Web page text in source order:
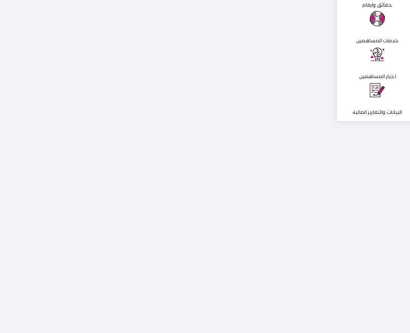
حقائق وارقام
خدمات المساهمين
اخبار المساهمين
البيانات والتقارير المالية